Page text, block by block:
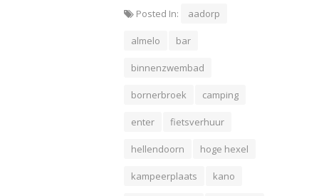
Posted In: aadorp
almelo bar
binnenzwembad
bornerbroek camping
enter fietsverhuur
hellendoorn hoge hexel
kampeerplaats kano